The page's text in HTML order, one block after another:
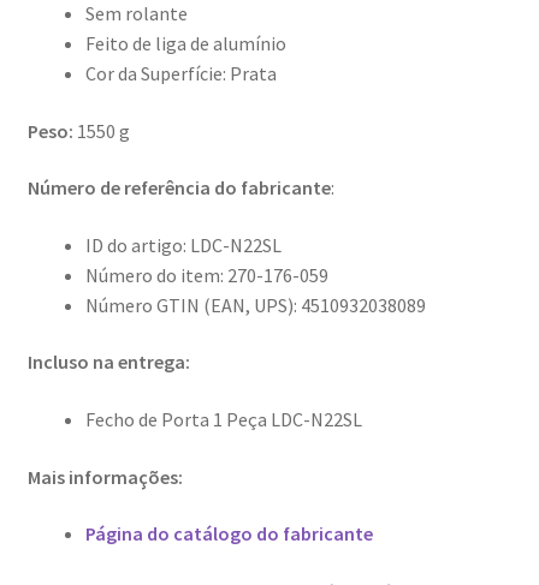
Sem rolante
Feito de liga de alumínio
Cor da Superfície: Prata
Peso: 1550 g
Número de referência do fabricante:
ID do artigo: LDC-N22SL
Número do item: 270-176-059
Número GTIN (EAN, UPS): 4510932038089
Incluso na entrega:
Fecho de Porta 1 Peça LDC-N22SL
Mais informações:
Página do catálogo do fabricante